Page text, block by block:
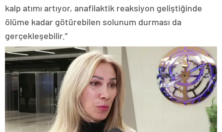
kalp atımı artıyor, anafilaktik reaksiyon geliştiğinde
ölüme kadar götürebilen solunum durması da
gerçekleşebilir.”